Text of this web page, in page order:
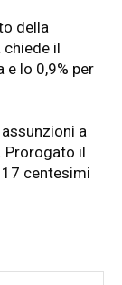
della
chiede il
e lo 0,9% per
a
Prorogato il
centesimi